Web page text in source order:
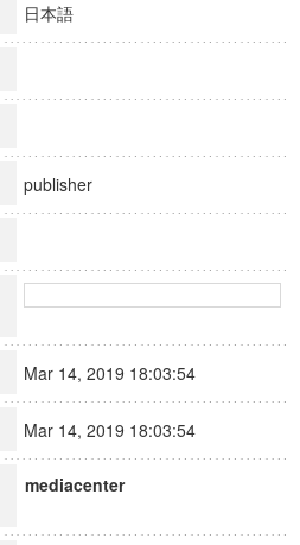
日本語
publisher
Mar 14, 2019 18:03:54
Mar 14, 2019 18:03:54
mediacenter